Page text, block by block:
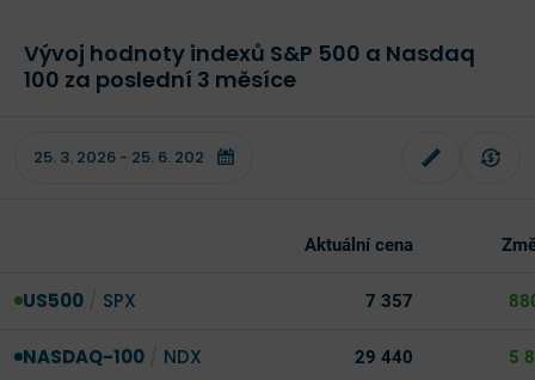
Vývoj hodnoty indexů S&P 500 a Nasdaq
100 za poslední 3 měsíce
Aktuální cena
US500 SPX 7 357
NASDAQ-100 NDX 29 440 5